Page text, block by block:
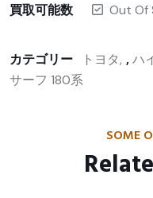
買取可能数
Out Of
カテゴリー トヨタ ,ハ
サーフ 180系
SOME